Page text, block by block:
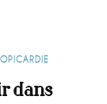
TOPICARDIE
dans